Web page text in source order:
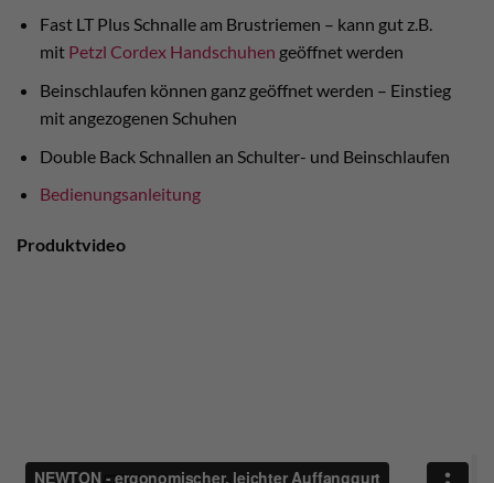
Fast LT Plus Schnalle am Brustriemen – kann gut z.B.
mit Petzl Cordex Handschuhen geöffnet werden
Beinschlaufen können ganz geöffnet werden – Einstieg
mit angezogenen Schuhen
Double Back Schnallen an Schulter- und Beinschlaufen
Bedienungsanleitung
Produktvideo